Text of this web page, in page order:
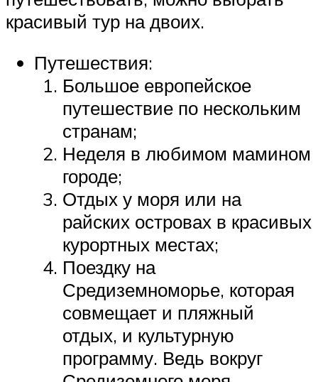
красивый тур на двоих.
Путешествия:
Большое европейское
путешествие по нескольким
странам;
Неделя в любимом мамином
городе;
Отдых у моря или на
райских островах в красивых
курортных местах;
Поездку на
Средиземноморье, которая
совмещает и пляжный
отдых, и культурную
программу. Ведь вокруг